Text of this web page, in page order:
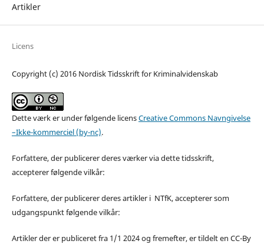
Artikler
Licens
Copyright (c) 2016 Nordisk Tidsskrift for Kriminalvidenskab
Dette værk er under følgende licensCreative Commons Navngivelse
–Ikke-kommerciel (by-nc).
Forfattere, der publicerer deres værker via dette tidsskrift,
accepterer følgende vilkår:
Forfattere, der publicerer deres artikler i NTfK, accepterer som
udgangspunkt følgende vilkår:
Artikler der er publiceret fra 1/1 2024 og fremefter, er tildelt en CC-By